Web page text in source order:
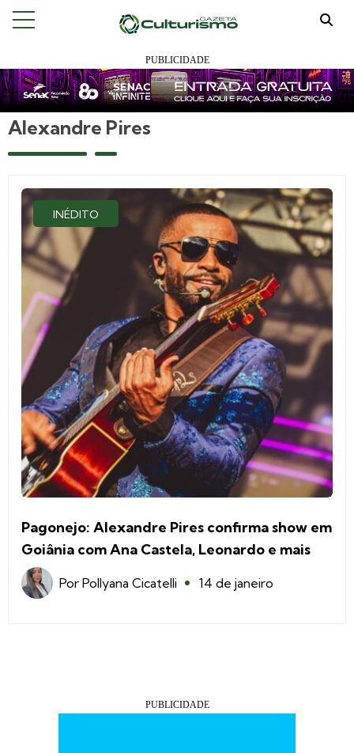
Alexandre Pires
INÉDITO
Pagonejo: Alexandre Pires confirma show em
Goiânia com Ana Castela, Leonardo e mais
Por Pollyana Cicatelli 14 de janeiro